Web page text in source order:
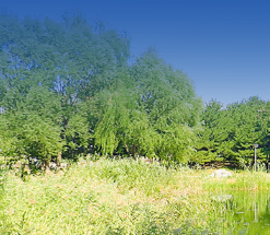
师资队伍
博士生导师
教师列表
党政办公室
学生工作办公室